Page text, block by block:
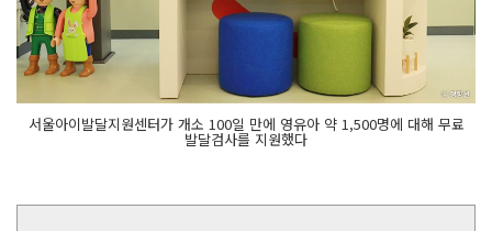
서울아이발달지원센터가 개소 100일 만에 영유아 약 1,500명에 대해 무료
발달검사를 지원했다